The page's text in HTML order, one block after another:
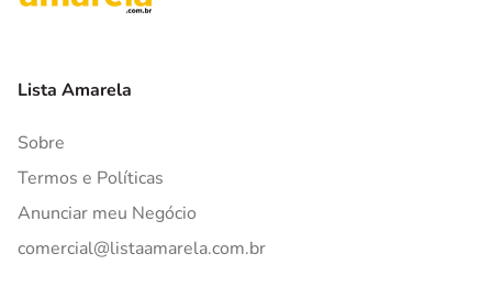
Lista Amarela
Sobre
Termos e Políticas
Anunciar meu Negócio
comercial@listaamarela.com.br